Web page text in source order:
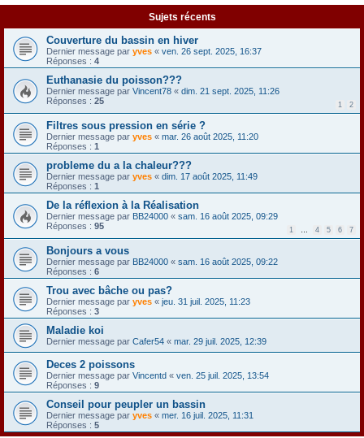
Sujets récents
Couverture du bassin en hiver
Dernier message par yves « ven. 26 sept. 2025, 16:37
Réponses : 4
Euthanasie du poisson???
Dernier message par Vincent78 « dim. 21 sept. 2025, 11:26
Réponses : 25 1 2
Filtres sous pression en série ?
Dernier message par yves « mar. 26 août 2025, 11:20
Réponses : 1
probleme du a la chaleur???
Dernier message par yves « dim. 17 août 2025, 11:49
Réponses : 1
De la réflexion à la Réalisation
Dernier message par BB24000 « sam. 16 août 2025, 09:29
Réponses : 95 1 … 4 5 6 7
Bonjours a vous
Dernier message par BB24000 « sam. 16 août 2025, 09:22
Réponses : 6
Trou avec bâche ou pas?
Dernier message par yves « jeu. 31 juil. 2025, 11:23
Réponses : 3
Maladie koi
Dernier message par Cafer54 « mar. 29 juil. 2025, 12:39
Deces 2 poissons
Dernier message par Vincentd « ven. 25 juil. 2025, 13:54
Réponses : 9
Conseil pour peupler un bassin
Dernier message par yves « mer. 16 juil. 2025, 11:31
Réponses : 5